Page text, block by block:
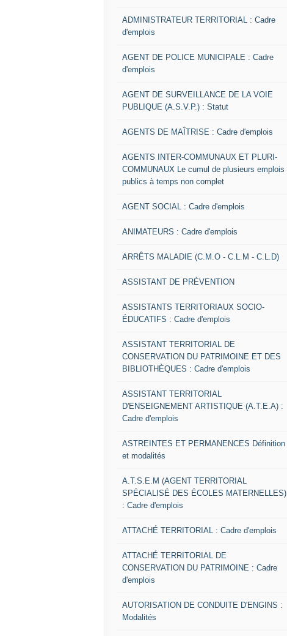
ADMINISTRATEUR TERRITORIAL : Cadre
d'emplois
AGENT DE POLICE MUNICIPALE : Cadre
d'emplois
AGENT DE SURVEILLANCE DE LA VOIE
PUBLIQUE (A.S.V.P.) : Statut
AGENTS DE MAÎTRISE : Cadre d'emplois
AGENTS INTER-COMMUNAUX ET PLURI-
COMMUNAUX Le cumul de plusieurs emplois
publics à temps non complet
AGENT SOCIAL : Cadre d'emplois
ANIMATEURS : Cadre d'emplois
ARRÊTS MALADIE (C.M.O - C.L.M - C.L.D)
ASSISTANT DE PRÉVENTION
ASSISTANTS TERRITORIAUX SOCIO-
ÉDUCATIFS : Cadre d'emplois
ASSISTANT TERRITORIAL DE
CONSERVATION DU PATRIMOINE ET DES
BIBLIOTHÈQUES : Cadre d'emplois
ASSISTANT TERRITORIAL
D'ENSEIGNEMENT ARTISTIQUE (A.T.E.A) :
Cadre d'emplois
ASTREINTES ET PERMANENCES Définition
et modalités
A.T.S.E.M (AGENT TERRITORIAL
SPÉCIALISÉ DES ÉCOLES MATERNELLES)
: Cadre d'emplois
ATTACHÉ TERRITORIAL : Cadre d'emplois
ATTACHÉ TERRITORIAL DE
CONSERVATION DU PATRIMOINE : Cadre
d'emplois
AUTORISATION DE CONDUITE D'ENGINS :
Modalités